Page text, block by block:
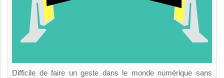
Difficile de faire un geste dans le monde numérique sans